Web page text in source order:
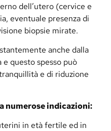
dell’utero (cervice e
eventuale presenza di
biopsie mirate.
anche dalla
e questo spesso può
e di riduzione
numerose indicazioni:
in età fertile ed in